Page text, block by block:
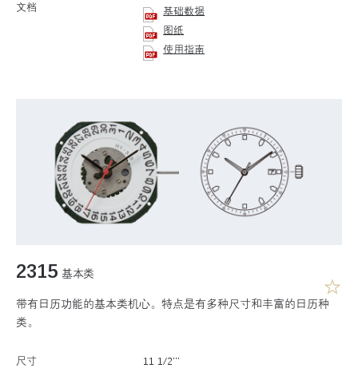
文档
基础数据
图纸
使用指南
2315 基本类
带有日历功能的基本类机心。特点是有多种尺寸和丰富的日历种
类。
尺寸 11 1/2’’’